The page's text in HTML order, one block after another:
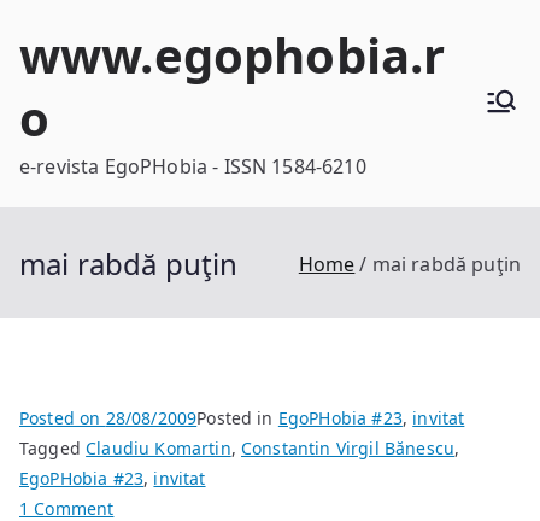
www.egophobia.r
o
e-revista EgoPHobia - ISSN 1584-6210
mai rabdă puţin Home mai rabdă puţin
Posted on 28/08/2009Posted in EgoPHobia #23, invitat
TaggedClaudiu Komartin,Constantin Virgil Bănescu,
EgoPHobia #23, invitat
1 Commenton